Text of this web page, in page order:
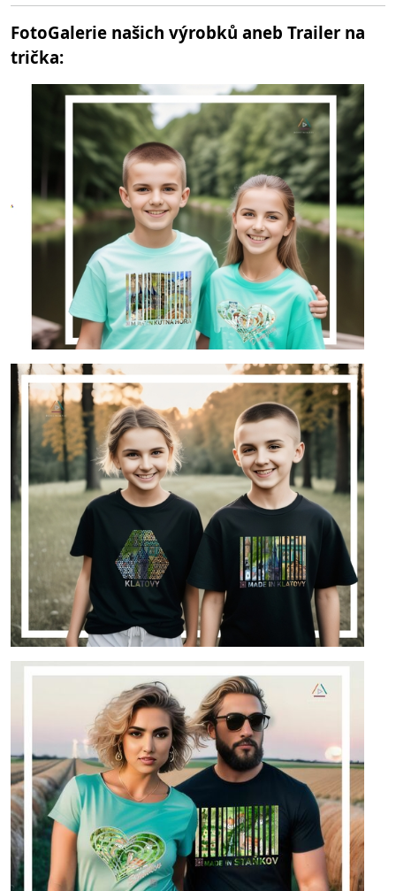
FotoGalerie našich výrobků aneb Trailer na
trička: